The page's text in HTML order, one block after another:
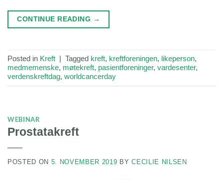
CONTINUE READING →
Posted in Kreft | Tagged kreft, kreftforeningen, likeperson,
medmemenske, møtekreft, pasientforeninger, vardesenter,
verdenskreftdag, worldcancerday
WEBINAR
Prostatakreft
POSTED ON 5. NOVEMBER 2019 BYCECILIE NILSEN